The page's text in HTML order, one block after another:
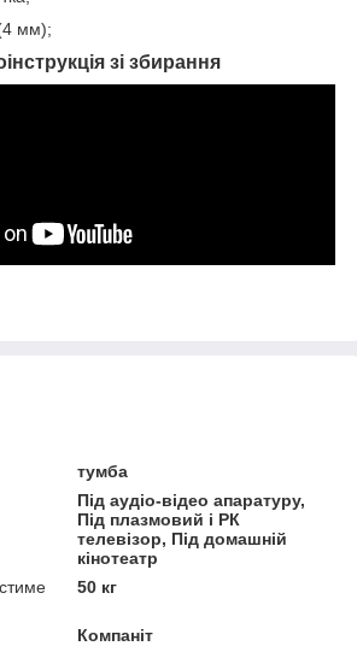
мм);
зі збирання
тумба
Під аудіо-відео апаратуру,
Під плазмовий і РК
телевізор, Під домашній
кінотеатр
50 кг
Компаніт